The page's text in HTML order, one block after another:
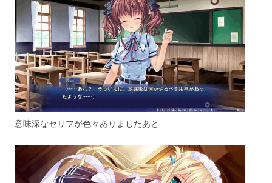
意味深なセリフが色々ありましたあと